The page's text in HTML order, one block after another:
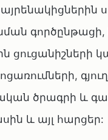
ծրագրի և
և այլ հարցեր: